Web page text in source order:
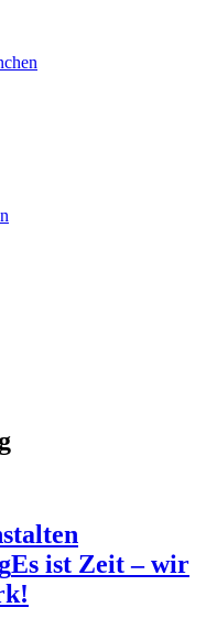
Es ist Zeit – wir